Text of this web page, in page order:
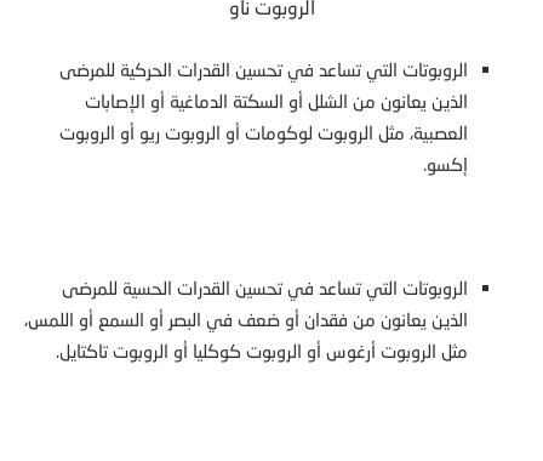
الروبوت ناو
الروبوتات التي تساعد في تحسين القدرات الحركية للمرضى
الذين يعانون من الشلل أو السكتة الدماغية أو الإصابات
العصبية، مثل الروبوت لوكومات أو الروبوت ريو أو الروبوت
إكسو.
الروبوتات التي تساعد في تحسين القدرات الحسية للمرضى
الذين يعانون من فقدان أو ضعف في البصر أو السمع أو اللمس،
مثل الروبوت أرغوس أو الروبوت كوكليا أو الروبوت تاكتايل.